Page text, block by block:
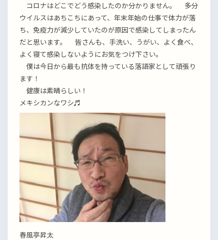
コロナはどこでどう感染したのか分かりません。 多分
ウイルスはあちこちにあって、年末年始の仕事で体力が落
ち、免疫力が減少していたのが原因で感染してしまったん
だと思います。 皆さんも、手洗い、うがい、よく食べ、
よく寝て感染しないようにお気をつけ下さい。
僕は今日から最も抗体を持っている落語家として頑張り
ます！
健康は素晴らしい！
メキシカンなワシ♬
春風亭昇太